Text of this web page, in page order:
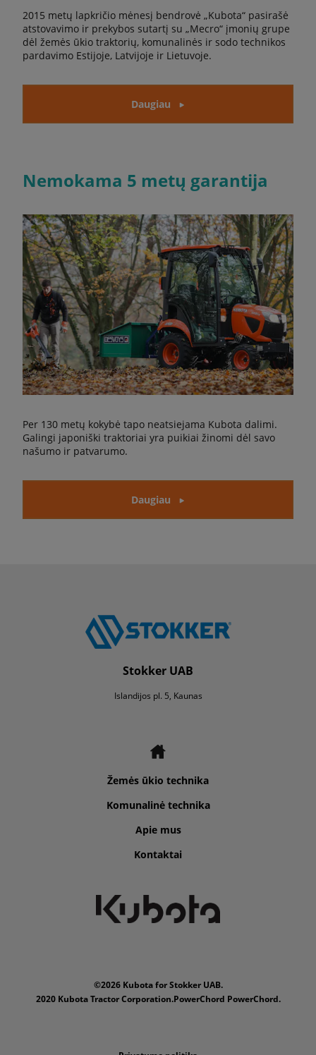
2015 metų lapkričio mėnesį bendrovė „Kubota“ pasirašė
atstovavimo ir prekybos sutartį su „Mecro“ įmonių grupe
dėl žemės ūkio traktorių, komunalinės ir sodo technikos
pardavimo Estijoje, Latvijoje ir Lietuvoje.
Daugiau
Nemokama 5 metų garantija
Per 130 metų kokybė tapo neatsiejama Kubota dalimi.
Galingi japoniški traktoriai yra puikiai žinomi dėl savo
našumo ir patvarumo.
Daugiau
Stokker UAB
Islandijos pl. 5, Kaunas
Žemės ūkio technika
Komunalinė technika
Apie mus
Kontaktai
©2026 Kubota for Stokker UAB.
2020 Kubota Tractor Corporation.PowerChord PowerChord.